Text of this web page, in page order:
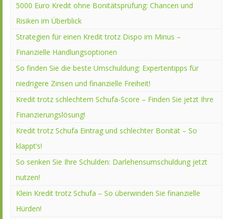
5000 Euro Kredit ohne Bonitätsprüfung: Chancen und
Risiken im Überblick
Strategien für einen Kredit trotz Dispo im Minus –
Finanzielle Handlungsoptionen
So finden Sie die beste Umschuldung: Expertentipps für
niedrigere Zinsen und finanzielle Freiheit!
Kredit trotz schlechtem Schufa-Score – Finden Sie jetzt Ihre
Finanzierungslösung!
Kredit trotz Schufa Eintrag und schlechter Bonität – So
klappt’s!
So senken Sie Ihre Schulden: Darlehensumschuldung jetzt
nutzen!
Klein Kredit trotz Schufa – So überwinden Sie finanzielle
Hürden!